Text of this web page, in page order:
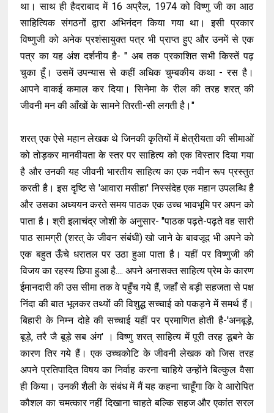
था। साथ ही हैदराबाद में 16 अप्रैल, 1974 को विष्णु जी का आठ
साहित्यिक संगठनों द्वारा अभिनंदन किया गया था। इसी प्रकार
विष्णुजी को अनेक प्रशंसायुक्त पत्र भी प्राप्त हुए और उनमें से एक
पत्र का यह अंश दर्शनीय है- " अब तक प्रकाशित सभी किस्तें पढ़
चुका हूँ। उसमें उपन्यास से कहीं अधिक चुम्बकीय कथा - रस है।
आपने वाकई कमाल कर दिया। सिनेमा के रील की तरह शरत् की
जीवनी मन की आँखों के सामने तिरती-सी लगती है।"
शरत् एक ऐसे महान लेखक थे जिनकी कृतियों में क्षेत्रीयता की सीमाओं
को तोड़कर मानवीयता के स्तर पर साहित्य को एक विस्तार दिया गया
है और उनकी यह जीवनी भारतीय साहित्य का एक नवीन रूप प्रस्तुत
करती है। इस दृष्टि से 'आवारा मसीहा' निस्संदेह एक महान उपलब्धि है
और उसका अध्ययन करते समय पाठक एक उच्च भावभूमि पर अपन को
पाता है। श्री इलाचंद्र जोशी के अनुसार- "पाठक पढ़ते-पढ़ते वह सारी
पाठ सामग्री (शरत् के जीवन संबंधी) खो जाने के बावजूद भी अपने को
एक बहुत ऊँचे धरातल पर उठा हुआ पाता है। यहीं पर विष्णुजी की
विजय का रहस्य छिपा हुआ है.... अपने अनासक्त साहित्य प्रेम के कारण
ईमानदारी की उस सीमा तक वे पहुँच गये हैं, जहाँ से बड़ी सहजता से पक्ष
निंदा की बात भूलकर तथ्यों की विशुद्ध सच्चाई को पकड़ने में समर्थ हैं।
बिहारी के निम्न दोहे की सच्चाई यहीं पर प्रमाणित होती है-'अनबूड़े,
बूड़े, तरै जै बूड़े सब अंग' । विष्णु शरत् साहित्य में पूरी तरह डूबने के
कारण तिर गये हैं। एक उच्चकोटि के जीवनी लेखक को जिस तरह
अपने प्रतिपादित विषय का निर्वाह करना चाहिये उन्होंने बिल्कुल वैसा
ही किया। उनकी शैली के संबंध में मैं यह कहना चाहूँगा कि वे आरोपित
कौशल का चमत्कार नहीं दिखाना चाहते बल्कि सहज और एकांत सरल